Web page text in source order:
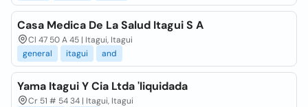
Casa Medica De La Salud Itagui S A
Cl 47 50 A 45 | Itagui, Itagui
general
itagui and
Yama Itagui Y Cia Ltda 'liquidada
Cr 51 # 54 34 | Itagui, Itagui